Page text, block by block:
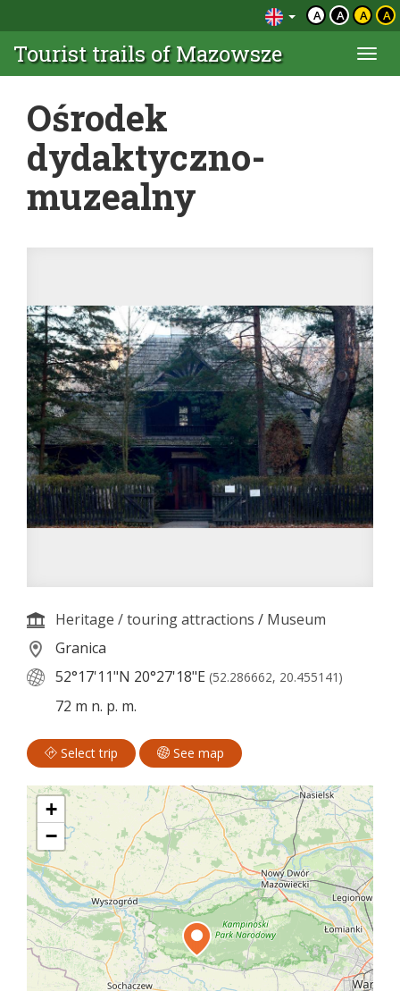
A A A A
Tourist trails of Mazowsze
Ośrodek
dydaktyczno-
muzealny
Heritage / touring attractions / Museum
Granica
52°17'11"N 20°27'18"E (52.286662, 20.455141)
72 m n. p. m.
Select trip See map
+
−